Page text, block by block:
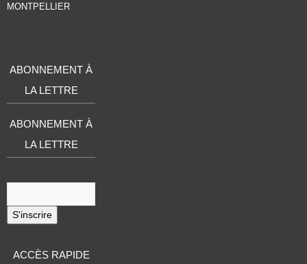
MONTPELLIER
ABONNEMENT À
LA LETTRE
ABONNEMENT À
LA LETTRE
S'inscrire
ACCÈS RAPIDE